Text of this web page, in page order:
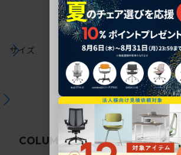
サイズ
COLUMN関連コラム